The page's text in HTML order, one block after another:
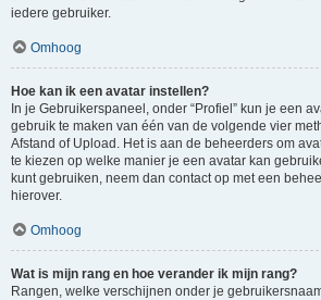
iedere gebruiker.
Omhoog
Hoe kan ik een avatar instellen?
In je Gebruikerspaneel, onder “Profiel” kun je een
gebruik te maken van één van de volgende vier
Afstand of Upload. Het is aan de beheerders om
te kiezen op welke manier je een avatar kan
kunt gebruiken, neem dan contact op met een
hierover.
Omhoog
Wat is mijn rang en hoe verander ik mijn rang?
Rangen, welke verschijnen onder je